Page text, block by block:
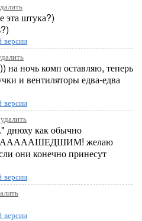
эта штука?)
версии
на ночь комп оставляю, теперь
и вентиляторы едва-едва
версии
удалить
днюху как обычно
желаю
они конечно принесут
версии
версии